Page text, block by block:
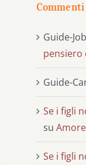
Guide-
pensiero
Guide-
Se i figli
su
Se i figli